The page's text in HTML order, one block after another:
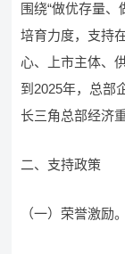
围绕“做优存量
培育力度，支持
心、上市主体、
到2025年，总部
长三角总部经济
二、支持政策
（一）荣誉激励。